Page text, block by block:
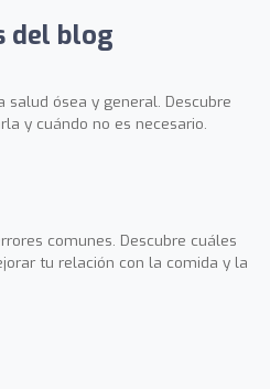
del blog
salud ósea y general. Descubre
y cuándo no es necesario.
comunes. Descubre cuáles
tu relación con la comida y la